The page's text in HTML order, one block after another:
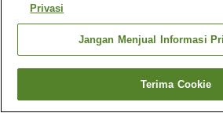
Cari kamar
Privasi
Jangan Menjual Informasi
Terima Cookie